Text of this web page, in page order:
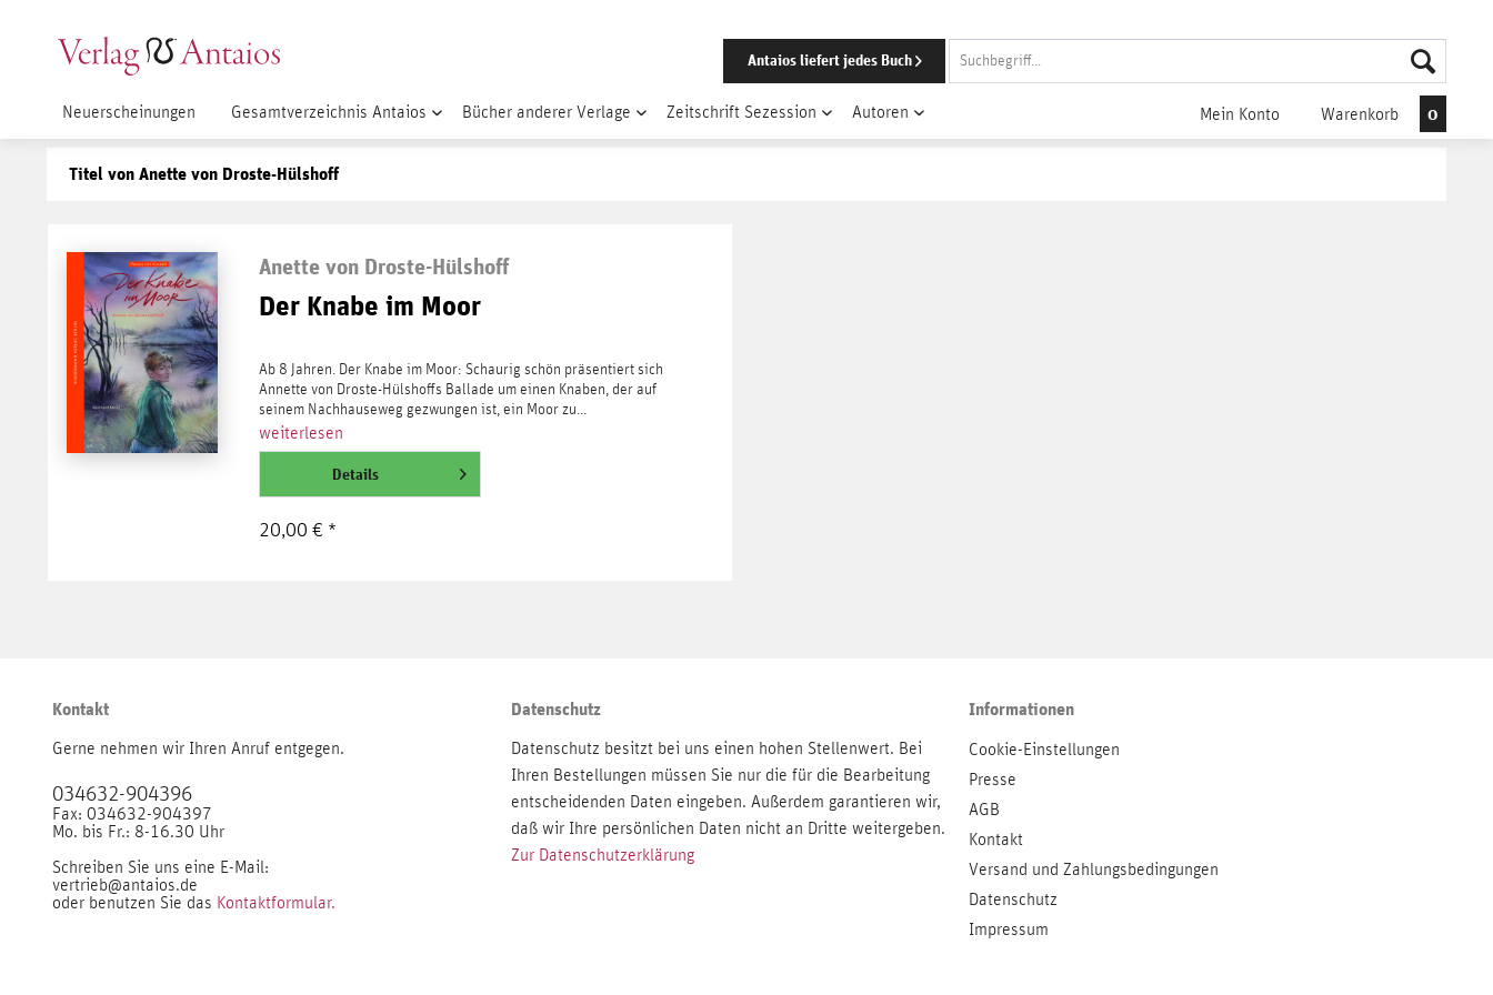
Antaios liefert jedes Buch
Neuerscheinungen Gesamtverzeichnis Antaios Bücher anderer Verlage Zeitschrift Sezession Autoren Mein Konto Warenkorb 0
Titel von Anette von Droste-Hülshoff
Anette von Droste-Hülshoff
Der Knabe im Moor
Ab 8 Jahren. Der Knabe im Moor: Schaurig schön präsentiert sich
Annette von Droste-Hülshoffs Ballade um einen Knaben, der auf
seinem Nachhauseweg gezwungen ist, ein Moor zu...
weiterlesen
Details
20,00 € *
Kontakt
Gerne nehmen wir Ihren Anruf entgegen.
034632-904396
Fax: 034632-904397
Mo. bis Fr.: 8-16.30 Uhr
Schreiben Sie uns eine E-Mail:
vertrieb@antaios.de
oder benutzen Sie das Kontaktformular.
Datenschutz
Datenschutz besitzt bei uns einen hohen Stellenwert. Bei
Ihren Bestellungen müssen Sie nur die für die Bearbeitung
entscheidenden Daten eingeben. Außerdem garantieren wir,
daß wir Ihre persönlichen Daten nicht an Dritte weitergeben.
Zur Datenschutzerklärung
Informationen
Cookie-Einstellungen
Presse
AGB
Kontakt
Versand und Zahlungsbedingungen
Datenschutz
Impressum